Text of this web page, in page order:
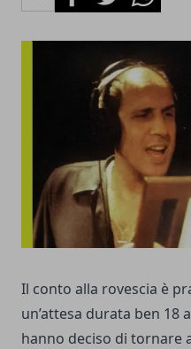
Il conto alla rovescia è
un’attesa durata ben 18
hanno deciso di tornare